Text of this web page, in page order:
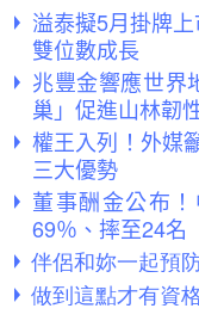
溢泰擬5月掛牌
雙位數成長
兆豐金響應世
巢」促進山林韌
權王入列！外媒
三大優勢
董事酬金公布
69％、摔至24名